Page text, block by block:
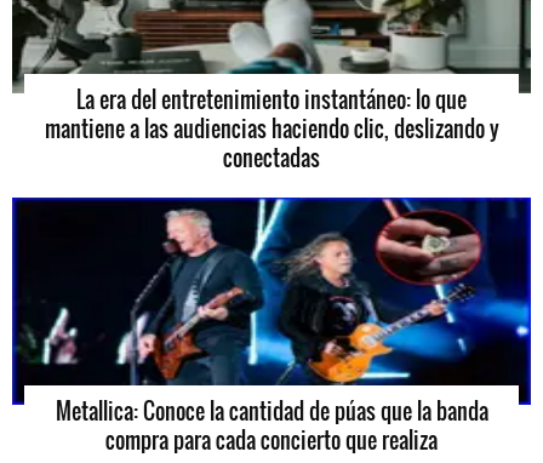
La era del entretenimiento instantáneo: lo que
mantiene a las audiencias haciendo clic, deslizando y
conectadas
Metallica: Conoce la cantidad de púas que la banda
compra para cada concierto que realiza